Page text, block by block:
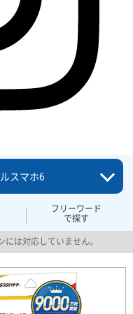
フリーワード
で探す
スマホ6
は対応していません。